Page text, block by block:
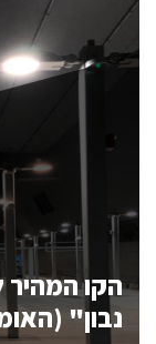
הקו המהיר
נבון"